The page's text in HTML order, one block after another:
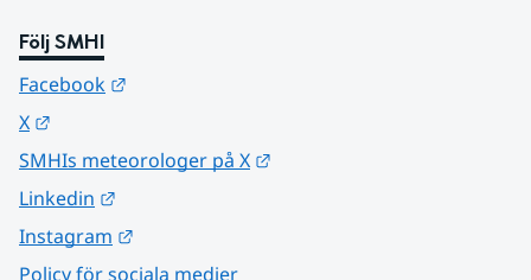
Följ SMHI
Facebook
X
SMHIs meteorologer på X
Linkedin
Instagram
Policy för sociala medier